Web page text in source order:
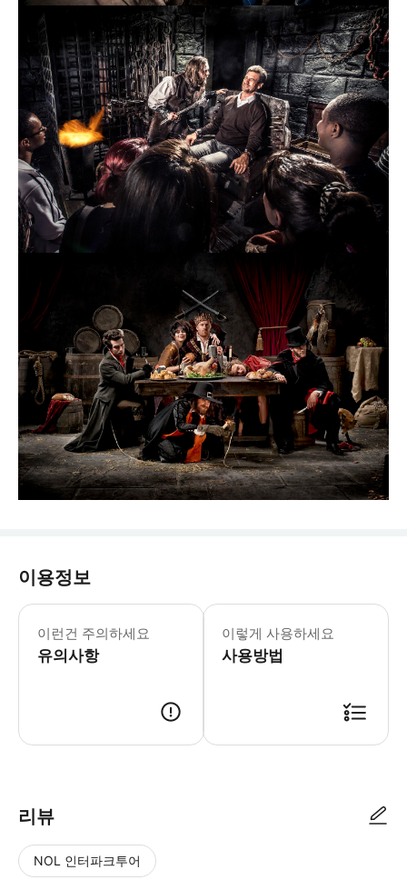
이용정보
이런건 주의하세요
유의사항
어트랙션의 운영시간은 상이합니다.
* 110분간 진행되는 던전 투어에서
- Tip 런던 명소를 더더욱 알차게 즐
이렇게 사용하세요
사용방법
리뷰
NOL 인터파크투어